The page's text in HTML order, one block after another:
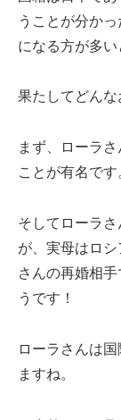
うことが分か
になる方が多い
果たしてどん
まず、ローラ
ことが有名です
そしてローラ
が、実母はロ
さんの再婚相
うです！
ローラさんは
ますね。